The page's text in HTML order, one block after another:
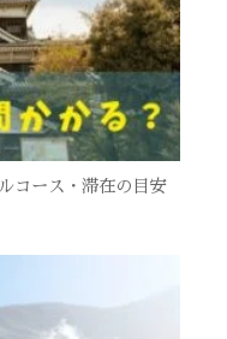
コース・滞在の目安